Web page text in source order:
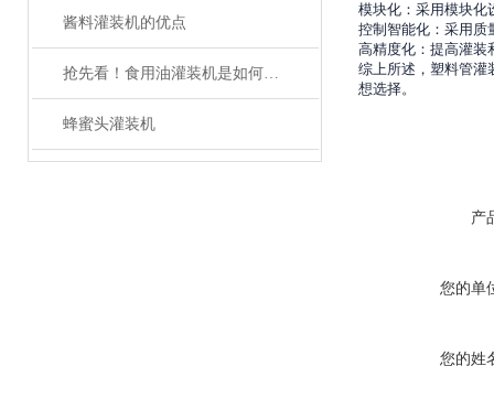
酱料灌装机的优点
抢先看！食用油灌装机是如何维护保养的呢？
蜂蜜头灌装机
模块化：采用模块化
控制智能化：采用质
高精度化：提高灌装
综上所述，塑料管灌
想选择。
产
您的单
您的姓